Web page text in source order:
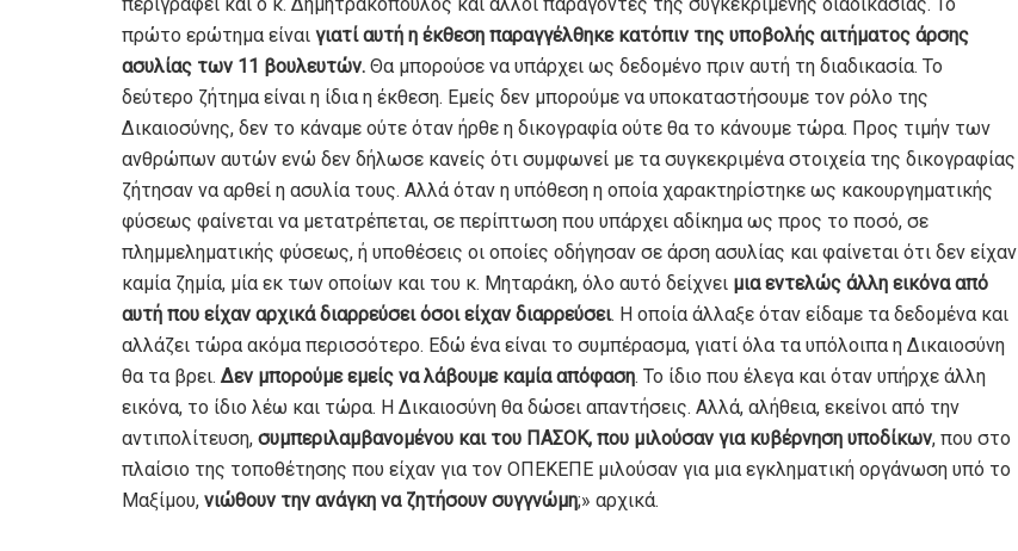
πρώτο ερώτημα είναι γιατί αυτή η έκθεση παραγγέλθηκε κατόπιν της υποβολής αιτήματος άρσης
ασυλίας των 11 βουλευτών. Θα μπορούσε να υπάρχει ως δεδομένο πριν αυτή τη διαδικασία. Το
δεύτερο ζήτημα είναι η ίδια η έκθεση. Εμείς δεν μπορούμε να υποκαταστήσουμε τον ρόλο της
Δικαιοσύνης, δεν το κάναμε ούτε όταν ήρθε η δικογραφία ούτε θα το κάνουμε τώρα. Προς τιμήν των
ανθρώπων αυτών ενώ δεν δήλωσε κανείς ότι συμφωνεί με τα συγκεκριμένα στοιχεία της δικογραφίας
ζήτησαν να αρθεί η ασυλία τους. Αλλά όταν η υπόθεση η οποία χαρακτηρίστηκε ως κακουργηματικής
φύσεως φαίνεται να μετατρέπεται, σε περίπτωση που υπάρχει αδίκημα ως προς το ποσό, σε
πλημμεληματικής φύσεως, ή υποθέσεις οι οποίες οδήγησαν σε άρση ασυλίας και φαίνεται ότι δεν είχαν
καμία ζημία, μία εκ των οποίων και του κ. Μηταράκη, όλο αυτό δείχνει μια εντελώς άλλη εικόνα από
αυτή που είχαν αρχικά διαρρεύσει όσοι είχαν διαρρεύσει. Η οποία άλλαξε όταν είδαμε τα δεδομένα και
αλλάζει τώρα ακόμα περισσότερο. Εδώ ένα είναι το συμπέρασμα, γιατί όλα τα υπόλοιπα η Δικαιοσύνη
θα τα βρει. Δεν μπορούμε εμείς να λάβουμε καμία απόφαση. Το ίδιο που έλεγα και όταν υπήρχε άλλη
εικόνα, το ίδιο λέω και τώρα. Η Δικαιοσύνη θα δώσει απαντήσεις. Αλλά, αλήθεια, εκείνοι από την
αντιπολίτευση, συμπεριλαμβανομένου και του ΠΑΣΟΚ, που μιλούσαν για κυβέρνηση υποδίκων, που στο
πλαίσιο της τοποθέτησης που είχαν για τον ΟΠΕΚΕΠΕ μιλούσαν για μια εγκληματική οργάνωση υπό το
Μαξίμου, νιώθουν την ανάγκη να ζητήσουν συγγνώμη;» αρχικά.